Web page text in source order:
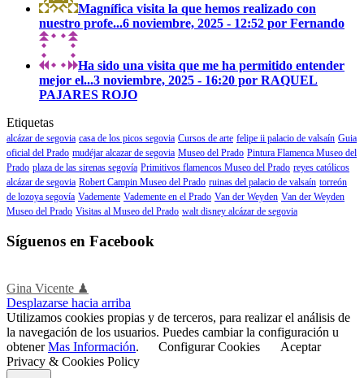
Magnífica visita la que hemos realizado con
nuestro profe...6 noviembre, 2025 - 12:52 por Fernando
Ha sido una visita que me ha permitido entender
mejor el...3 noviembre, 2025 - 16:20 por RAQUEL
PAJARES ROJO
Etiquetas
alcázar de segovia casa de los picos segovia Cursos de arte felipe ii palacio de valsaín Guia
oficial del Prado mudéjar alcazar de segovia Museo del Prado Pintura Flamenca Museo del
Prado plaza de las sirenas segovía Primitivos flamencos Museo del Prado reyes católicos
alcázar de segovia Robert Campin Museo del Prado ruinas del palacio de valsaín torreón
de lozoya segovía Vademente Vademente en el Prado Van der Weyden Van der Weyden
Museo del Prado Visitas al Museo del Prado walt disney alcázar de segovia
Síguenos en Facebook
Gina Vicente ♟
Desplazarse hacia arriba
Utilizamos cookies propias y de terceros, para realizar el análisis de
la navegación de los usuarios. Puedes cambiar la configuración u
obtenerMas Información. Configurar Cookies
Aceptar
Privacy & Cookies Policy